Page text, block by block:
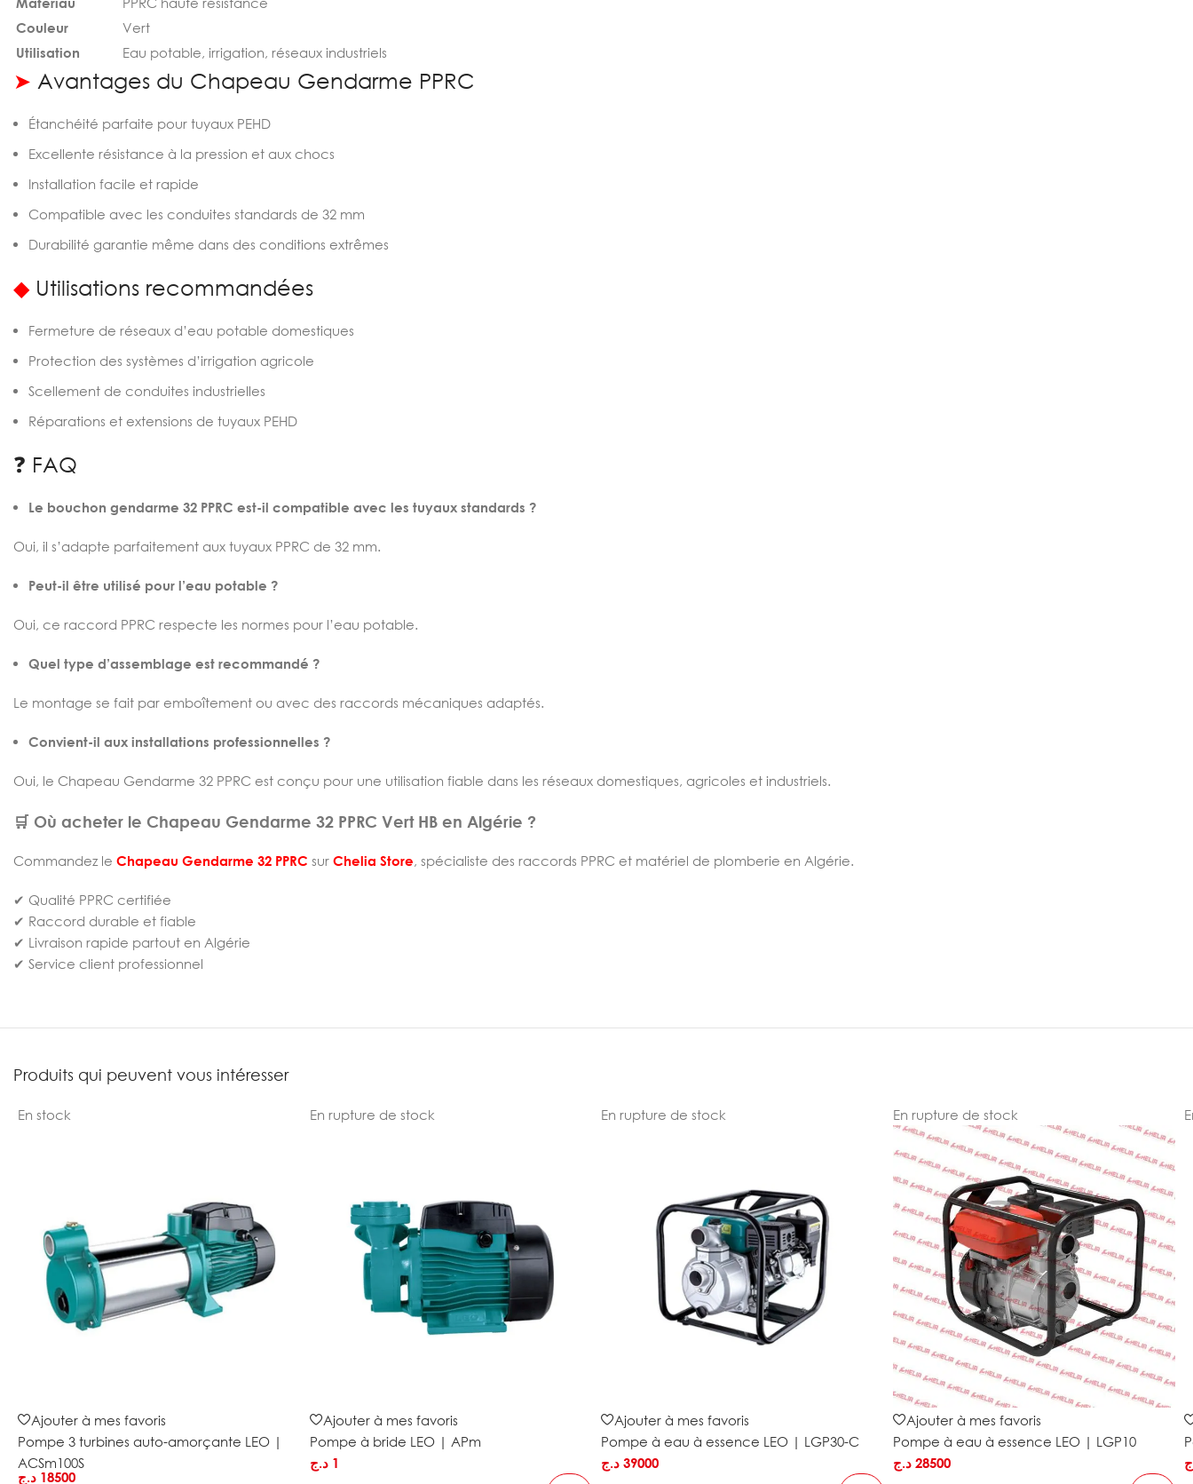
Couleur
Vert
Utilisation
Eau potable, irrigation, réseaux industriels
➤ Avantages du Chapeau Gendarme PPRC
Étanchéité parfaite pour tuyaux PEHD
Excellente résistance à la pression et aux chocs
Installation facile et rapide
Compatible avec les conduites standards de 32 mm
Durabilité garantie même dans des conditions extrêmes
◆Utilisations recommandées
Fermeture de réseaux d’eau potable domestiques
Protection des systèmes d’irrigation agricole
Scellement de conduites industrielles
Réparations et extensions de tuyaux PEHD
❓ FAQ
Le bouchon gendarme 32 PPRC est-il compatible avec les tuyaux standards ?
Oui, il s’adapte parfaitement aux tuyaux PPRC de 32 mm.
Peut-il être utilisé pour l’eau potable ?
Oui, ce raccord PPRC respecte les normes pour l’eau potable.
Quel type d’assemblage est recommandé ?
Le montage se fait par emboîtement ou avec des raccords mécaniques adaptés.
Convient-il aux installations professionnelles ?
Oui, le Chapeau Gendarme 32 PPRC est conçu pour une utilisation fiable dans les réseaux domestiques, agricoles et industriels.
🛒 Où acheter le Chapeau Gendarme 32 PPRC Vert HB en Algérie ?
Commandez le Chapeau Gendarme 32 PPRC sur Chelia Store , spécialiste des raccords PPRC et matériel de plomberie en Algérie.
✔ Qualité PPRC certifiée
✔ Raccord durable et fiable
✔ Livraison rapide partout en Algérie
✔ Service client professionnel
Produits qui peuvent vous intéresser
En stock
Ajouter à mes favoris
Pompe 3 turbines auto-amorçante LEO |
ACSm100S
18500 د.ج
En rupture de stock
Ajouter à mes favoris
Pompe à bride LEO | APm
1 د.ج
En rupture de stock
Ajouter à mes favoris
Pompe à eau à essence LEO | LGP30-C
39000 د.ج
En rupture de stock
Ajouter à mes favoris
Pompe à eau à essence LEO | LGP10
28500 د.ج